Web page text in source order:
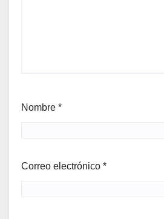
Nombre *
Correo electrónico *